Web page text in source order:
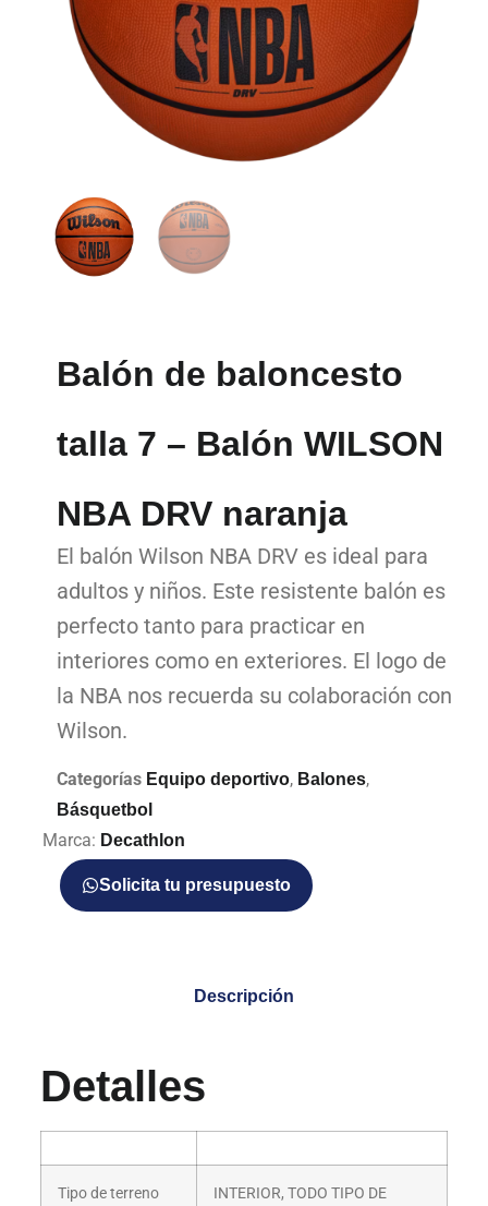
Balón de baloncesto
talla 7 – Balón WILSON
NBA DRV naranja
El balón Wilson NBA DRV es ideal para
adultos y niños. Este resistente balón es
perfecto tanto para practicar en
interiores como en exteriores. El logo de
la NBA nos recuerda su colaboración con
Wilson.
Categorías Equipo deportivo, Balones,
Básquetbol
Marca: Decathlon
Solicita tu presupuesto
Descripción
Detalles
Tipo de terreno
INTERIOR, TODO TIPO DE